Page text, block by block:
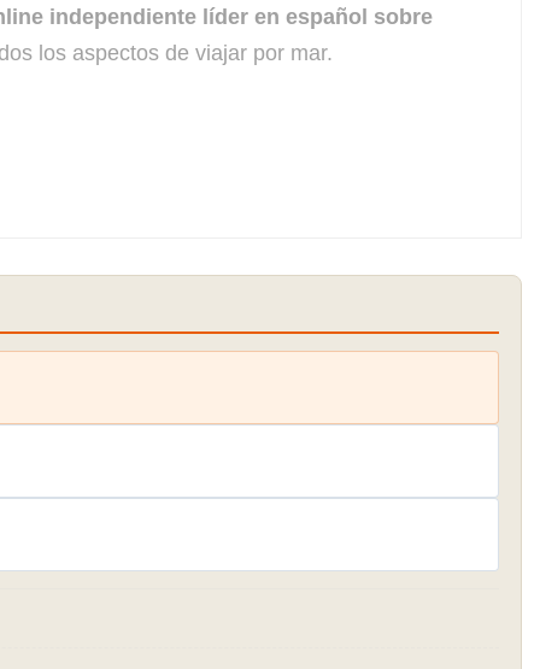
independiente líder en español sobre
los aspectos de viajar por mar.